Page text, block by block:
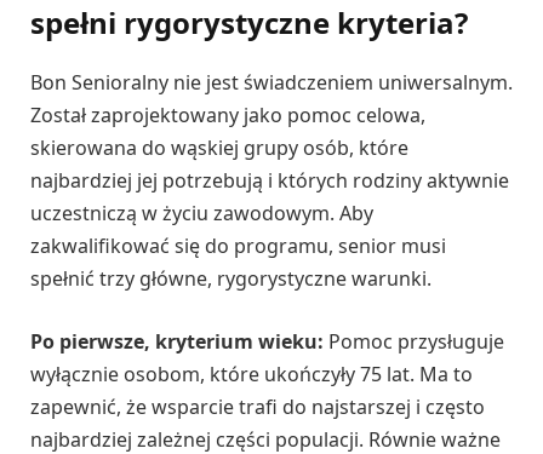
spełni rygorystyczne kryteria?
Bon Senioralny nie jest świadczeniem uniwersalnym.
Został zaprojektowany jako pomoc celowa,
skierowana do wąskiej grupy osób, które
najbardziej jej potrzebują i których rodziny aktywnie
uczestniczą w życiu zawodowym. Aby
zakwalifikować się do programu, senior musi
spełnić trzy główne, rygorystyczne warunki.
Po pierwsze, kryterium wieku: Pomoc przysługuje
wyłącznie osobom, które ukończyły 75 lat. Ma to
zapewnić, że wsparcie trafi do najstarszej i często
najbardziej zależnej części populacji. Równie ważne